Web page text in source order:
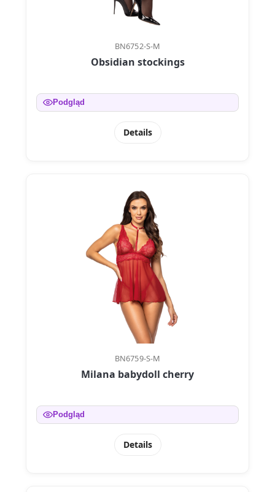
BN6752-S-M
Obsidian stockings
Podgląd
Details
BN6759-S-M
Milana babydoll cherry
Podgląd
Details